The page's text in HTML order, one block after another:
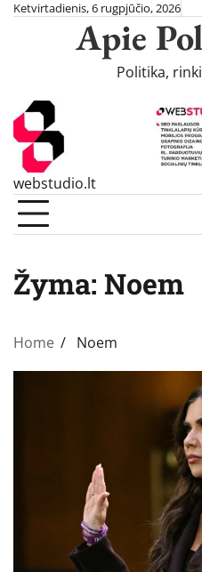
SkipKetvirtadienis, 6 rugpjūčio, 2026
Apie
Politika,
webstudio.lt
Žyma: Noem
Home Noem